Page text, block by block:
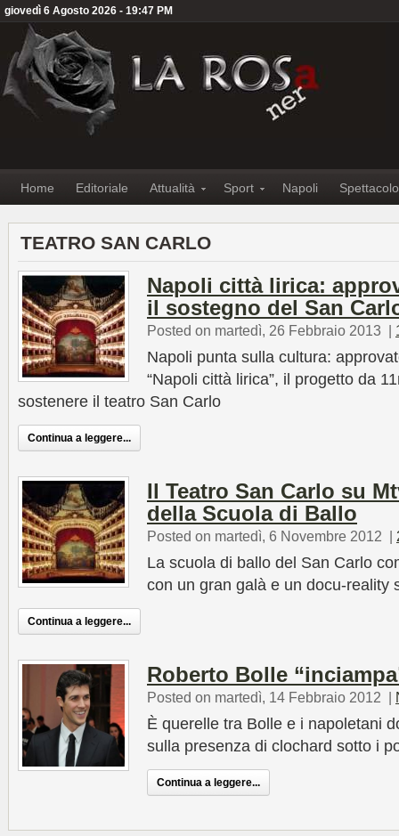
giovedì 6 Agosto 2026 - 19:47 PM
Home Editoriale Attualità Sport Napoli Spettacolo
TEATRO SAN CARLO
Napoli città lirica:
il sostegno del San
Posted on martedì, 26 Febbraio 2013 |
Napoli punta sulla cultura:
“Napoli città lirica”, il progetto da
sostenere il teatro San Carlo
Continua a leggere...
Il Teatro San Carlo su
della Scuola di Ballo
Posted on martedì, 6 Novembre 2012 |
La scuola di ballo del San Carlo
con un gran galà e un docu-reality
Continua a leggere...
Roberto Bolle
Posted on martedì, 14 Febbraio 2012 |
È querelle tra Bolle e i napoletani
sulla presenza di clochard sotto i
Continua a leggere...